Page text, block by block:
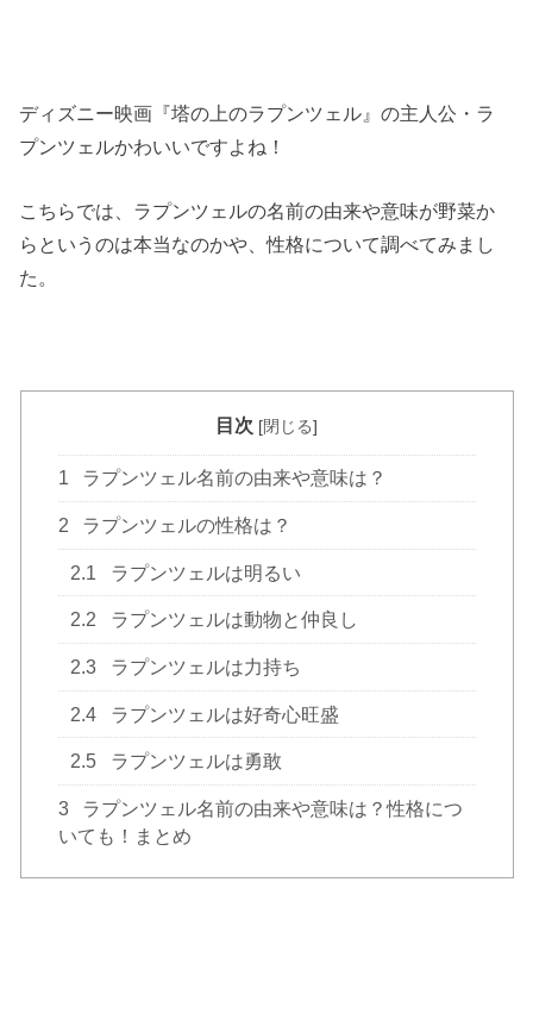
ディズニー映画『塔の上のラプンツェル』の主人公・ラ
プンツェルかわいいですよね！
こちらでは、ラプンツェルの名前の由来や意味が野菜か
らというのは本当なのかや、性格について調べてみまし
た。
目次 [閉じる]
1 ラプンツェル名前の由来や意味は？
2 ラプンツェルの性格は？
2.1 ラプンツェルは明るい
2.2 ラプンツェルは動物と仲良し
2.3 ラプンツェルは力持ち
2.4 ラプンツェルは好奇心旺盛
2.5 ラプンツェルは勇敢
3
ラプンツェル名前の由来や意味は？性格につ
いても！まとめ